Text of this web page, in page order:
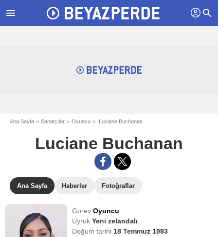
menu profil search
Ana Sayfa Sanatçılar Oyuncu Luciane Buchanan
Luciane Buchanan
Ana Sayfa Haberler Fotoğraflar
GörevOyuncu
UyrukYeni zelandalı
Doğum tarihi 18 Temmuz 1993